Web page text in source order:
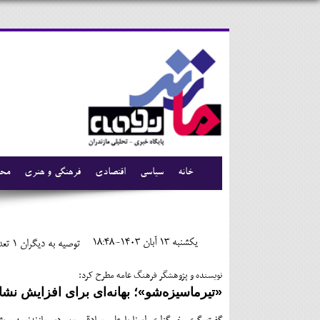
فرهنگی و هنری اقتصادی سیاسی خانه
توصیه به دیگران 1 يکشنبه 13 آبان 1403-18:48
نویسنده و پژوهشگر فرهنگ عامه مطرح کرد:
«تیرماسیزه‌شو»؛ بهانه‌ای برای افزایش